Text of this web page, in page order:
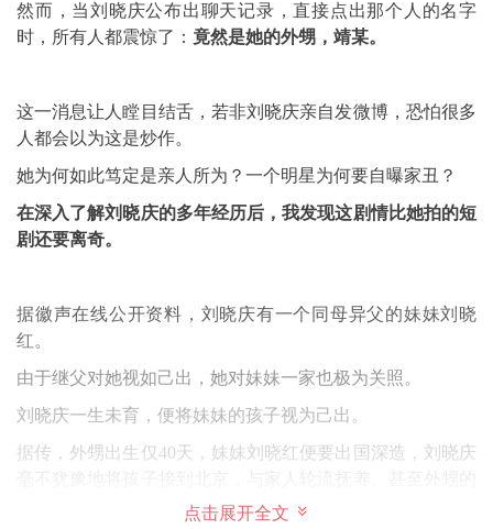
然而，当刘晓庆公布出聊天记录，直接点出那个人的名字
时，所有人都震惊了： 竟然是她的外甥，靖某。
这一消息让人瞠目结舌，若非刘晓庆亲自发微博，恐怕很多
人都会以为这是炒作。
她为何如此笃定是亲人所为？一个明星为何要自曝家丑？
在深入了解刘晓庆的多年经历后，我发现这剧情比她拍的短
剧还要离奇。
据徽声在线公开资料，刘晓庆有一个同母异父的妹妹刘晓
红。
由于继父对她视如己出，她对妹妹一家也极为关照。
刘晓庆一生未育，便将妹妹的孩子视为己出。
据传，外甥出生仅40天，妹妹刘晓红便要出国深造，刘晓庆
名字都是她取的，可见对孩子有多疼爱。
点击展开全文